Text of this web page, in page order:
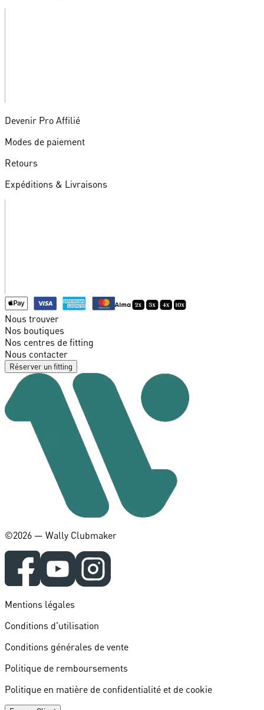
Devenir Pro Affilié
Modes de paiement
Retours
Expéditions & Livraisons
Nous trouver
Nos boutiques
Nos centres de fitting
Nous contacter
Réserver un fitting
©️2026 — Wally Clubmaker
Mentions légales
Conditions d'utilisation
Conditions générales de vente
Politique de remboursements
Politique en matière de confidentialité et de cookie